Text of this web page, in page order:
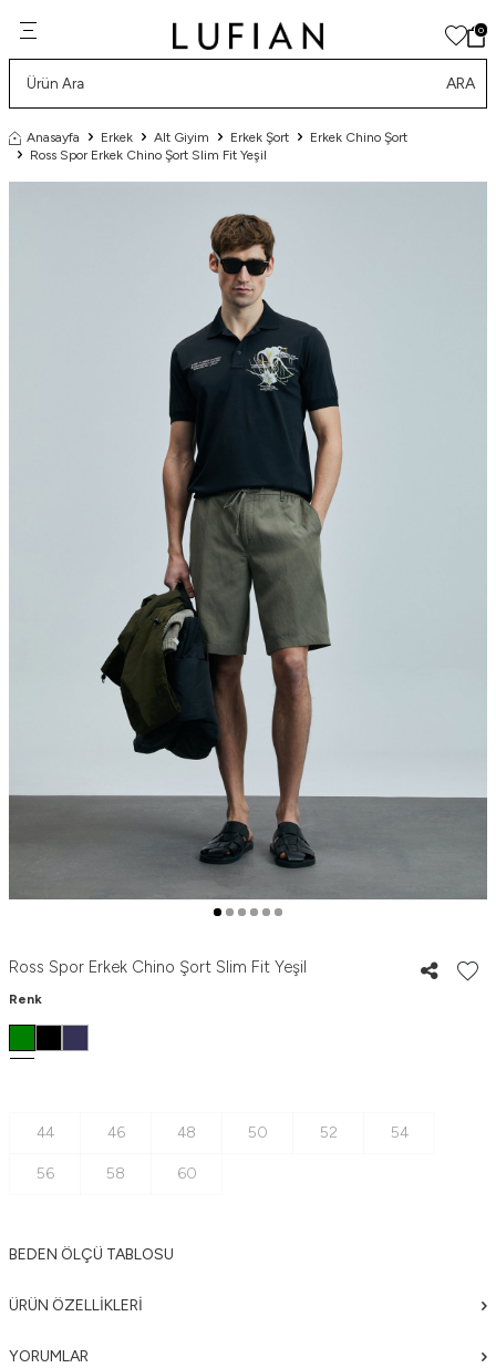
0
ARA
Anasayfa Erkek Alt Giyim Erkek Şort
Erkek Chino Şort
Ross Spor Erkek Chino Şort Slim Fit Yeşil
Ross Spor Erkek Chino Şort Slim Fit Yeşil
Renk
44 46 48 50 52 54
56 58 60
BEDEN ÖLÇÜ TABLOSU
ÜRÜN ÖZELLIKLERI
YORUMLAR